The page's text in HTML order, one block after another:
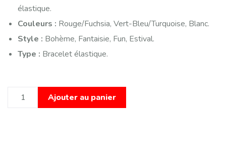
élastique.
Couleurs : Rouge/Fuchsia, Vert-Bleu/Turquoise, Blanc.
Style : Bohème, Fantaisie, Fun, Estival.
Type : Bracelet élastique.
Ajouter au panier